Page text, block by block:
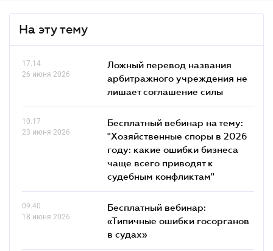
На эту тему
17.14
26 июня 2026
Ложный перевод названия
арбитражного учреждения не
лишает соглашение силы
10.17
23 июня 2026
Бесплатный вебинар на тему:
"Хозяйственные споры в 2026
году: какие ошибки бизнеса
чаще всего приводят к
судебным конфликтам"
09.40
18 июня 2026
Бесплатный вебинар:
«Типичные ошибки госорганов
в судах»